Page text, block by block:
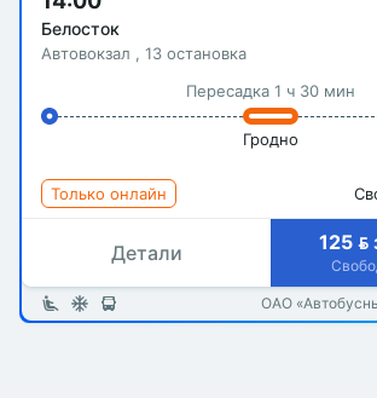
Белосток
Автовокзал , 13 остановка
Пересадка 1 ч 30 мин
Гродно
Только онлайн
Детали 125 
ОАО